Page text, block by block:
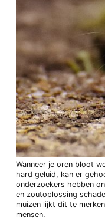
Wanneer je oren bloot
hard geluid, kan er
onderzoekers hebben
en zoutoplossing
muizen lijkt dit te
mensen.